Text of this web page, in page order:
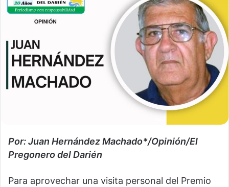
Por: Juan Hernández Machado*/Opinión/El
Pregonero del Darién
Para aprovechar una visita personal del Premio